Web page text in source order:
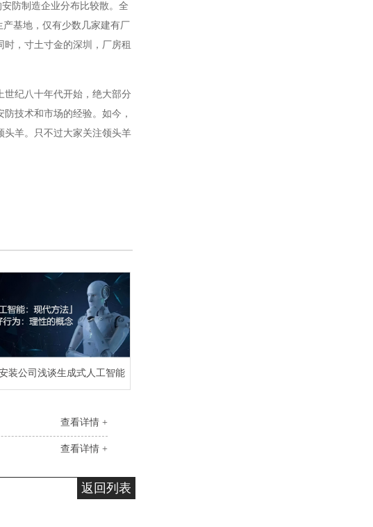
防制造企业分布比较散。全
基地，仅有少数几家建有厂
，寸土寸金的深圳，厂房租
世纪八十年代开始，绝大部分
技术和市场的经验。如今，
头羊。只不过大家关注领头羊
装公司浅谈生成式人工智能
查看详情 +
查看详情 +
返回列表